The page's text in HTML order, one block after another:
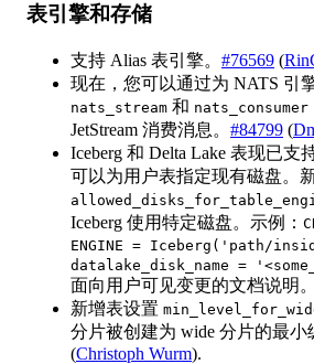
表引擎和存储
支持 Alias 表引擎。 #76569 (
现在，您可以通过为 NATS 引
nats_stream 和 nats_consumer
JetStream 消费消息。 #84799 (
Iceberg 和 Delta Lake 表现已支
可以为用户表指定现有磁盘。
Iceberg 使用特定磁盘。示例：
ENGINE = Iceberg('path/
datalake_disk_name =
面向用户可见变更的文档说明。
新增表设置
分片被创建为 wide 分片的最小
(Christoph Wurm).